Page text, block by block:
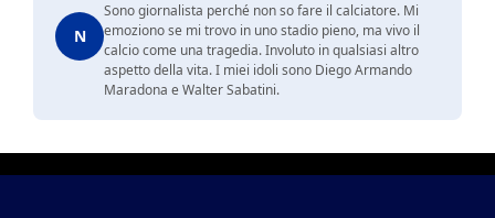
N
Sono giornalista perché non so fare il calciatore. Mi
emoziono se mi trovo in uno stadio pieno, ma vivo il
calcio come una tragedia. Involuto in qualsiasi altro
aspetto della vita. I miei idoli sono Diego Armando
Maradona e Walter Sabatini.